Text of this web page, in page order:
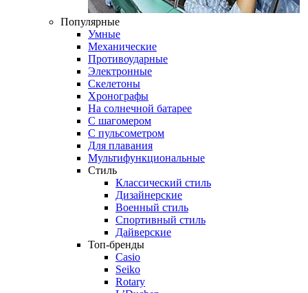
Популярные
Умные
Механические
Противоударные
Электронные
Скелетоны
Хронографы
На солнечной батарее
С шагомером
С пульсометром
Для плавания
Мультифункциональные
Стиль
Классический стиль
Дизайнерские
Военный стиль
Спортивный стиль
Дайверские
Топ-бренды
Casio
Seiko
Rotary